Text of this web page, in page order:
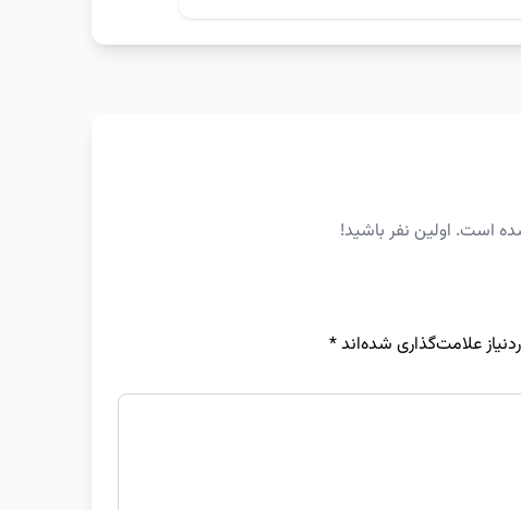
است. اولین نفر باشید!
علامت‌گذاری شده‌اند*